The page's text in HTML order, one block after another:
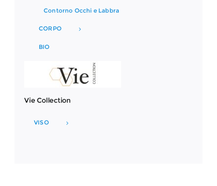
Contorno Occhi e Labbra
CORPO
BIO
Vie Collection
VISO